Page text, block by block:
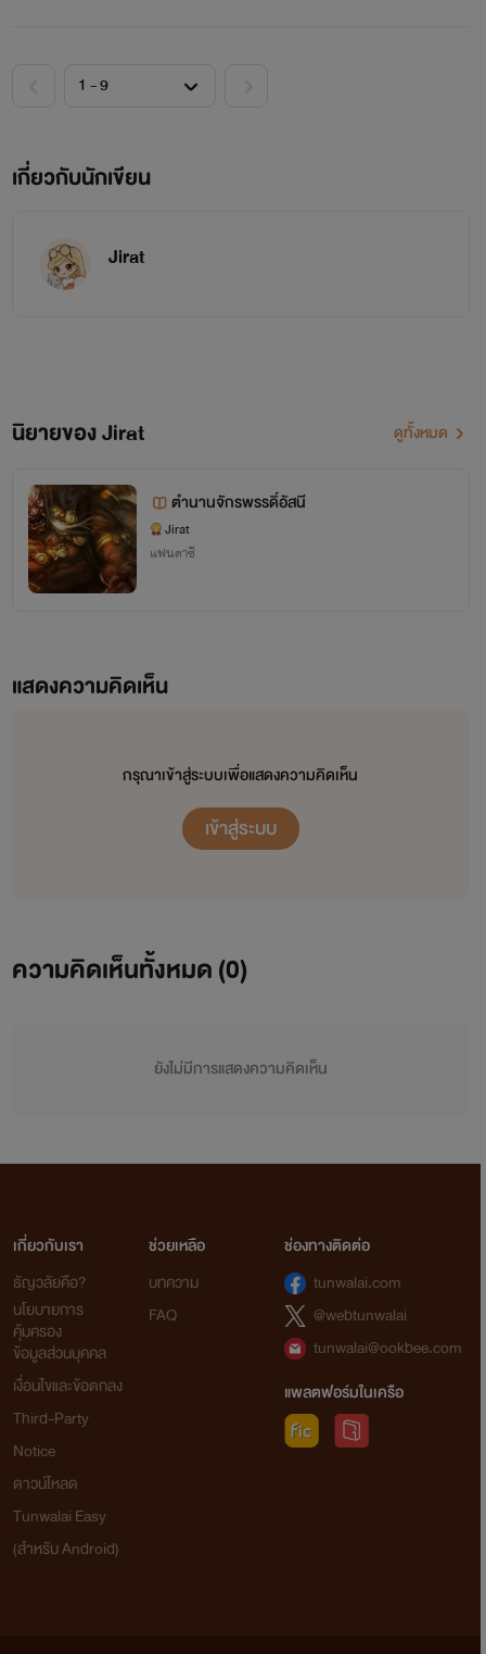
เกี่ยวกับนักเขียน
Jirat
นิยายของ Jirat ดูทั้งหมด
ตำนานจักรพรรดิ์อัสนี
Jirat
แฟนตาซี
แสดงความคิดเห็น
กรุณาเข้าสู่ระบบเพื่อแสดงความคิดเห็น
เข้าสู่ระบบ
ความคิดเห็นทั้งหมด (0)
ยังไม่มีการแสดงความคิดเห็น
เกี่ยวกับเรา
ธัญวลัยคือ?
นโยบายการ
คุ้มครอง
ข้อมูลส่วนบุคคล
เงื่อนไขและข้อตกลง
Third-Party
Notice
ดาวน์โหลด
Tunwalai Easy
(สำหรับ Android)
ช่วยเหลือ
บทความ
FAQ
ช่องทางติดต่อ
tunwalai.com
@webtunwalai
tunwalai@ookbee.com
แพลตฟอร์มในเครือ